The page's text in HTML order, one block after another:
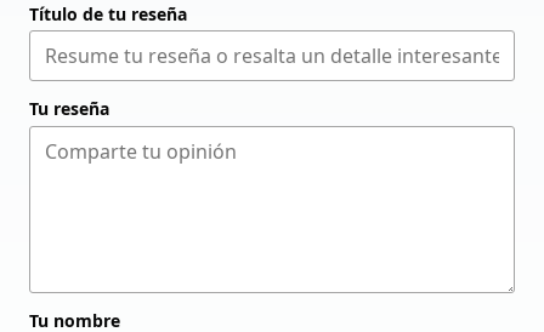
Título de tu reseña
Tu reseña
Tu nombre